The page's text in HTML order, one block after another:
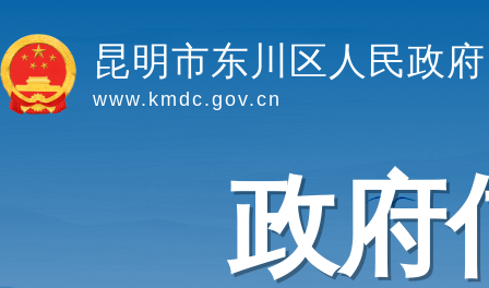
昆明市东川区人民政府
www.kmdc.gov.cn
政府